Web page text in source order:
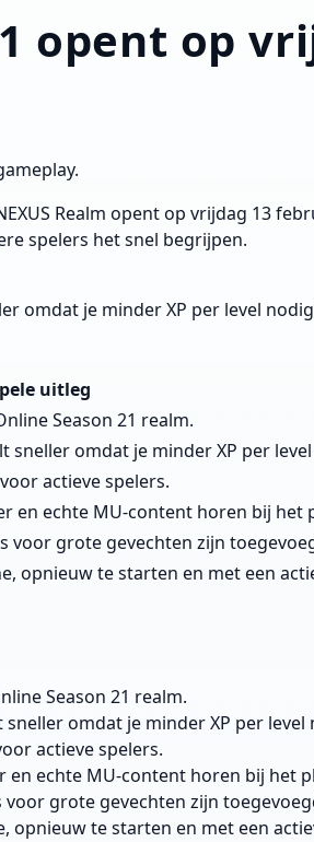
opent op
Realm opent op vrijdag 13
spelers het snel begrijpen.
omdat je minder XP per level
uitleg
Season 21 realm.
sneller omdat je minder XP per
actieve spelers.
en echte MU-content horen bij het
voor grote gevechten zijn
opnieuw te starten en met een
Season 21 realm.
omdat je minder XP per level
actieve spelers.
en echte MU-content horen bij het
grote gevechten zijn
te starten en met een